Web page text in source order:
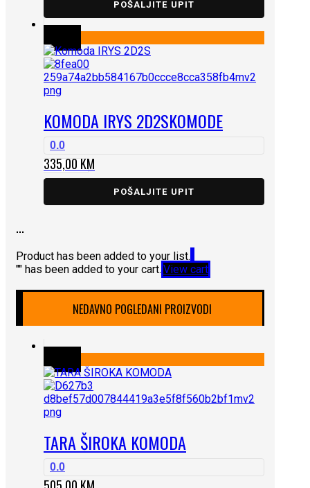
POŠALJITE UPIT
KOMODA IRYS 2D2SKOMODE
0.0
335,00KM
POŠALJITE UPIT
...
Product has been added to your list.
"" has been added to your cart. View cart
NEDAVNO POGLEDANI PROIZVODI
TARA ŠIROKA KOMODA
0.0